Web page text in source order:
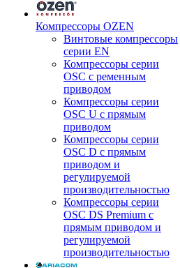
Компрессоры OZEN
Винтовые компрессоры
серии EN
Компрессоры серии
OSC с ременным
приводом
Компрессоры серии
OSC U с прямым
приводом
Компрессоры серии
OSC D с прямым
приводом и
регулируемой
производительностью
Компрессоры серии
OSC DS Premium с
прямым приводом и
регулируемой
производительностью